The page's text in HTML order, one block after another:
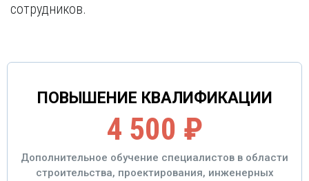
сотрудников.
ПОВЫШЕНИЕ КВАЛИФИКАЦИИ
4 500 ₽
Дополнительное обучение специалистов в области
строительства, проектирования, инженерных